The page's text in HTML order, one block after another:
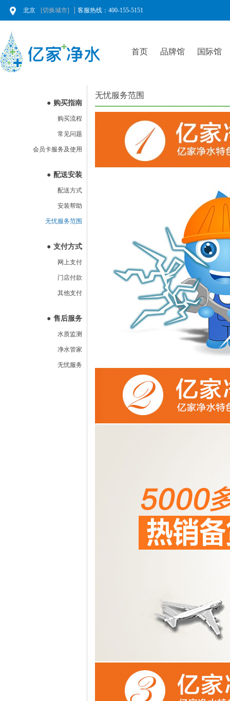
北京 [切换城市] 客服热线：400-155-5151
首页 品牌馆 国际馆
● 购买指南
购买流程
常见问题
会员卡服务及使用
● 配送安装
配送方式
安装帮助
无忧服务范围
● 支付方式
网上支付
门店付款
其他支付
● 售后服务
水质监测
净水管家
无忧服务
无忧服务范围